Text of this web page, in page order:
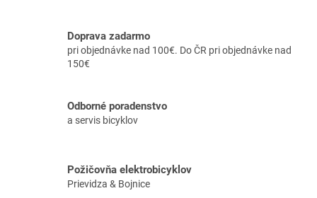
Doprava zadarmo
pri objednávke nad 100€. Do ČR pri objednávke nad
150€
Odborné poradenstvo
a servis bicyklov
Požičovňa elektrobicyklov
Prievidza & Bojnice